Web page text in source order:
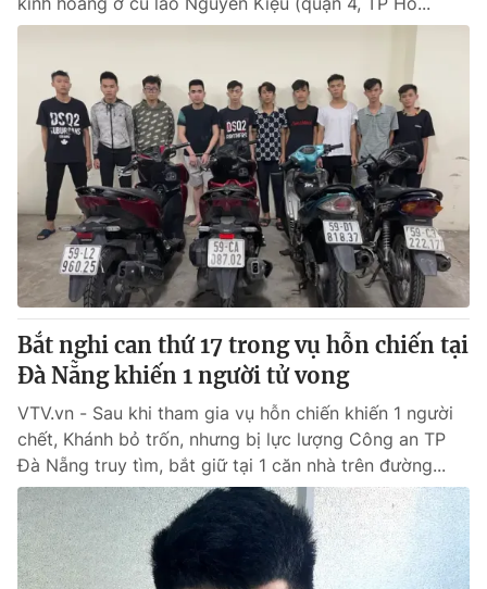
Bắt nghi can thứ 17 trong vụ hỗn chiến tại
Đà Nẵng khiến 1 người tử vong
VTV.vn - Sau khi tham gia vụ hỗn chiến khiến 1 người
chết, Khánh bỏ trốn, nhưng bị lực lượng Công an TP
Đà Nẵng truy tìm, bắt giữ tại 1 căn nhà trên đường...